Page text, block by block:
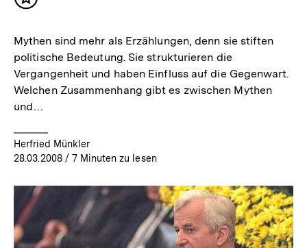
Inhalt
Mythen sind mehr als Erzählungen, denn sie stiften
politische Bedeutung. Sie strukturieren die
Vergangenheit und haben Einfluss auf die Gegenwart.
Welchen Zusammenhang gibt es zwischen Mythen
und…
Herfried Münkler
28.03.2008/ 7 Minuten zu lesen